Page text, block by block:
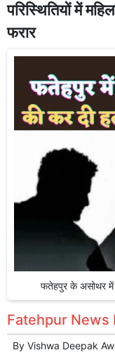
परिस्थितियों में
फरार
फतेहपुर के असोथर
Fatehpur News
By Vishwa Deepak